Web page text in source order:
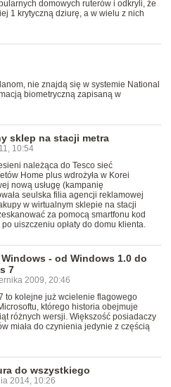
domowych ruterów i odkryli, że
1 krytyczną dziurę, a w wielu z nich
nie znajdą się w systemie National
biometryczną zapisaną w
sklep na stacji metra
10:54
należąca do Tesco sieć
Home plus wdrożyła w Korei
nową usługę (kampanię
seulska filia agencji reklamowej
w wirtualnym sklepie na stacji
za pomocą smartfonu kod
uiszczeniu opłaty do domu klienta.
- od Windows 1.0 do
7
2009, 20:46
to kolejne już wcielenie flagowego
którego historia obejmuje
różnych wersji. Większość posiadaczy
miała do czynienia jedynie z częścią
do wszystkiego
2014, 10:26